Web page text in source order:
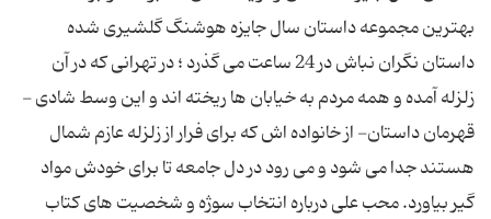
بهترین مجموعه داستان سال جایزه هوشنگ گلشیری شده
داستان نگران نباش در 24 ساعت می گذرد ؛ در تهرانی که در آن
زلزله آمده و همه مردم به خیابان ها ریخته اند و این وسط شادی -
قهرمان داستان- از خانواده اش که برای فرار از زلزله عازم شمال
هستند جدا می شود و می رود در دل جامعه تا برای خودش مواد
گیر بیاورد. محب علی درباره انتخاب سوژه و شخصیت های کتاب